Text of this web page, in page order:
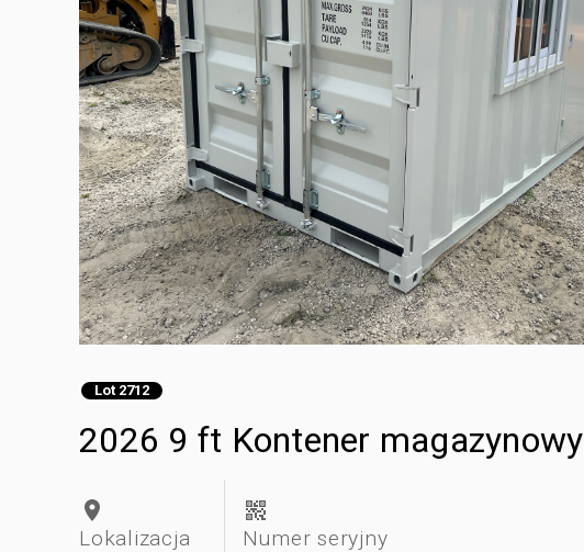
Lot 2712
2026 9 ft Kontener magazynowy
Lokalizacja Numer seryjny